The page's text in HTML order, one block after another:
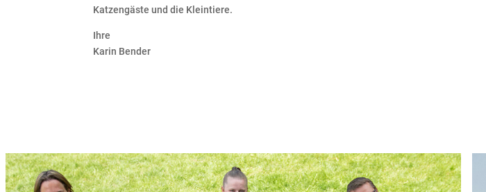
Katzengäste und die Kleintiere.
Ihre
Karin Bender